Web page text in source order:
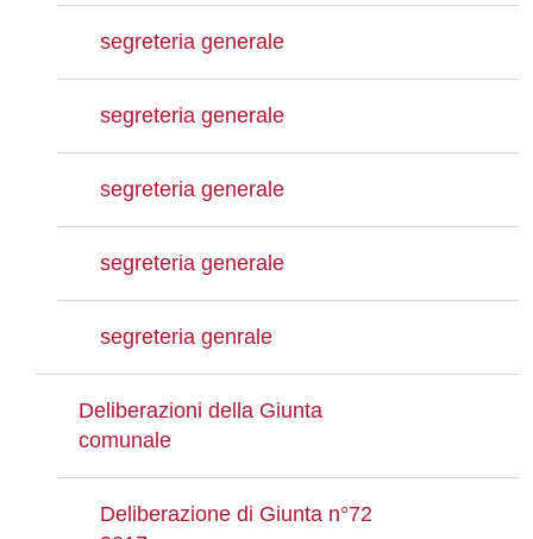
segreteria generale
segreteria generale
segreteria generale
segreteria generale
segreteria genrale
Deliberazioni della Giunta
comunale
Deliberazione di Giunta n°72